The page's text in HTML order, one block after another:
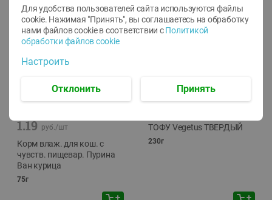
1.19 руб./шт
Корм влаж. для кош. с
чувств. пищевар. Пурина
Ван курица
75г
ТОФУ Vegetus ТВЕРДЫЙ
230г
Для удобства пользователей сайта используются файлы
cookie. Нажимая "Принять", вы соглашаетесь на обработку
нами файлов cookie в соответствии с Политикой
обработки файлов cookie
Настроить
Отклонить Принять